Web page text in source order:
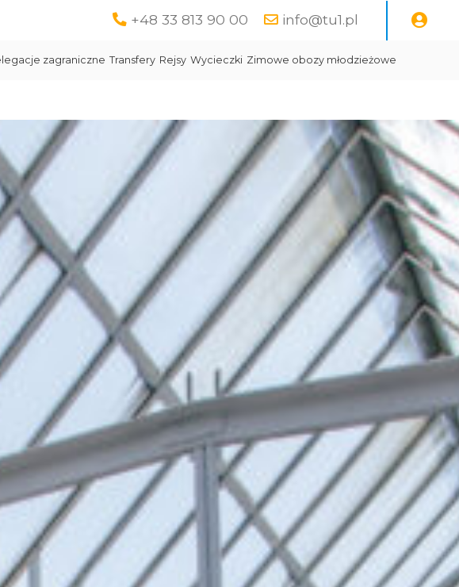
+48 33 813 90 00 info@tu1.pl
zagraniczne Transfery Rejsy Wycieczki Zimowe obozy młodzieżowe